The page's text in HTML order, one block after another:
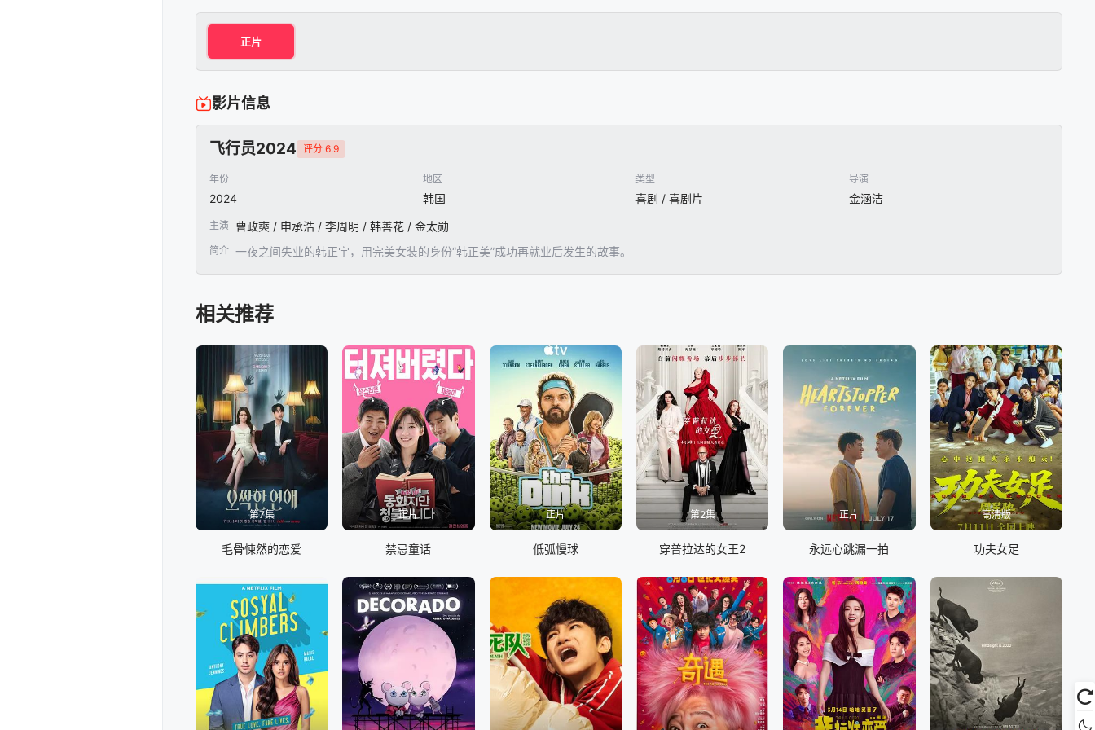
正片
影片信息
飞行员2024 评分 6.9
年份
2024
地区
韩国
类型
喜剧 / 喜剧片
导演
金涵洁
主演 曹政奭 / 申承浩 / 李周明 / 韩善花 / 金太勋
简介 一夜之间失业的韩正宇，用完美女装的身份“韩正美”成功再就业后发生的故事。
相关推荐
第7集
毛骨悚然的恋爱
正片
禁忌童话
正片
低弧慢球
第2集
穿普拉达的女王2
正片
永远心跳漏一拍
高清版
功夫女足